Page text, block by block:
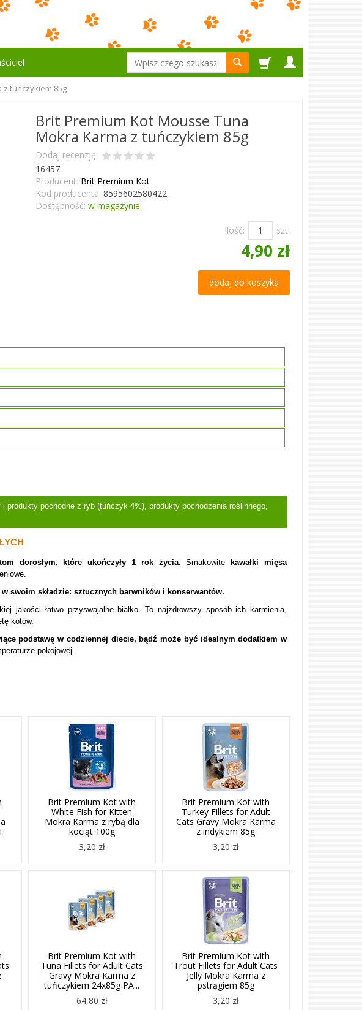
Wyszukaj
z tuńczykiem 85g
Brit Premium Kot Mousse Tuna
Mokra Karma z tuńczykiem 85g
Dodaj recenzję:
16457
Producent: Brit Premium Kot
Kod producenta: 8595602580422
Dostępność: w magazynie
Ilość: szt.
4,90 zł
dodaj do koszyka
pochodne z ryb (tuńczyk 4%), produkty pochodzenia roślinnego,
dorosłym, które ukończyły 1 rok życia. Smakowite
kawałki mięsa
swoim składzie: sztucznych barwników i konserwantów.
jakości łatwo przyswajalne białko. To najzdrowszy sposób ich karmienia,
kotów.
podstawę w codziennej diecie, bądź może być idealnym dodatkiem w
pokojowej.
Brit Premium Kot with
White Fish for Kitten
Mokra Karma z rybą dla
kociąt 100g
3,20 zł
Brit Premium Kot with
Turkey Fillets for Adult
Cats Gravy Mokra Karma
z indykiem 85g
3,20 zł
Brit Premium Kot with
Tuna Fillets for Adult Cats
Gravy Mokra Karma z
tuńczykiem 24x85g PA...
64,80 zł
Brit Premium Kot with
Trout Fillets for Adult Cats
Jelly Mokra Karma z
pstrągiem 85g
3,20 zł